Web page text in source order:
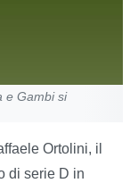
e Gambi si
Ortolini, il
di serie D in